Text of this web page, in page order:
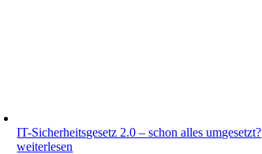
IT-Sicherheitsgesetz 2.0 – schon alles umgesetzt?
weiterlesen